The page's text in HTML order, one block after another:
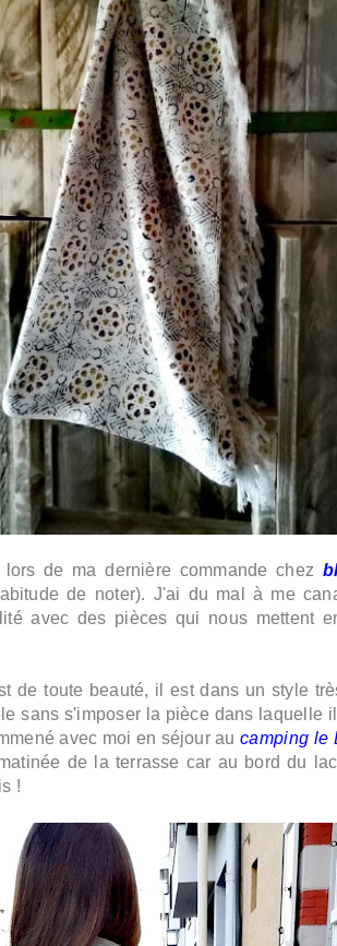
de ma dernière commande chez
de noter). J'ai du mal à me
avec des pièces qui nous mettent
de toute beauté, il est dans un style
sans s'imposer la pièce dans laquelle
avec moi en séjour aucamping le
de la terrasse car au bord du
!